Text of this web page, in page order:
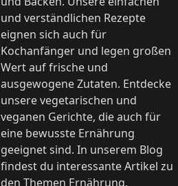
und verständlichen Rezepte
eignen sich auch für
Kochanfänger und legen großen
Wert auf frische und
ausgewogene Zutaten. Entdecke
unsere vegetarischen und
veganen Gerichte, die auch für
eine bewusste Ernährung
geeignet sind. In unserem Blog
findest du interessante Artikel zu
den Themen Ernährung,